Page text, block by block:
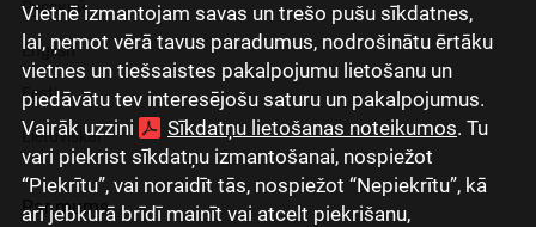
Vietnē izmantojam savas un trešo pušu sīkdatnes,
lai, ņemot vērā tavus paradumus, nodrošinātu ērtāku
vietnes un tiešsaistes pakalpojumu lietošanu un
piedāvātu tev interesējošu saturu un pakalpojumus.
Vairāk uzzini
Sīkdatņu lietošanas noteikumos. Tu
vari piekrist sīkdatņu izmantošanai, nospiežot
“Piekrītu”, vai noraidīt tās, nospiežot “Nepiekrītu”, kā
arī jebkurā brīdī mainīt vai atcelt piekrišanu,
Русский
English
Eesti
Lietuviškai
Par mums